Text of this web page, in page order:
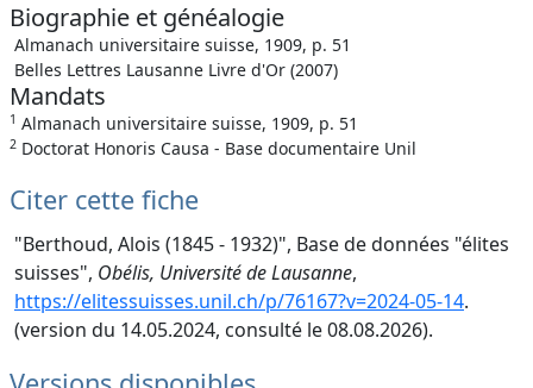
Biographie et généalogie
Almanach universitaire suisse, 1909, p. 51
Belles Lettres Lausanne Livre d'Or (2007)
Mandats
1 Almanach universitaire suisse, 1909, p. 51
2 Doctorat Honoris Causa - Base documentaire Unil
Citer cette fiche
"Berthoud, Alois (1845 - 1932)", Base de données "élites
suisses", Obélis, Université de Lausanne,
https://elitessuisses.unil.ch/p/76167?v=2024-05-14.
(version du 14.05.2024, consulté le 08.08.2026).